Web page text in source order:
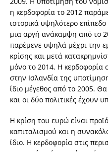
η κερδοφορία το 2012
ιστορικά υψηλότερο
μια αργή ανάκαμψη από το
παρέμενε υψηλά μέχρι την
κρίσης και μετά
μόνο το 2014. Η κερδοφορία
στην Ισλανδία της
ίδιο μέγεθος από το 2005.
και οι δύο πολιτικές έχουν
Η κρίση του ευρώ είναι
καπιταλισμού και η
ίδιο. Η κερδοφορία στις